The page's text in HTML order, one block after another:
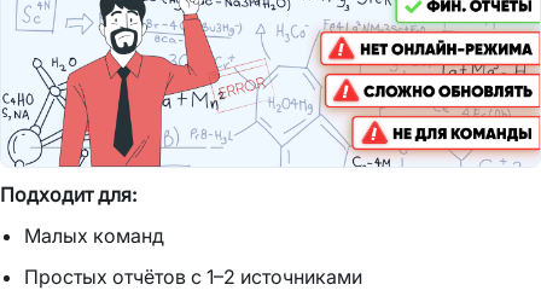
Подходит для:
Малых команд
Простых отчётов с 1–2 источниками